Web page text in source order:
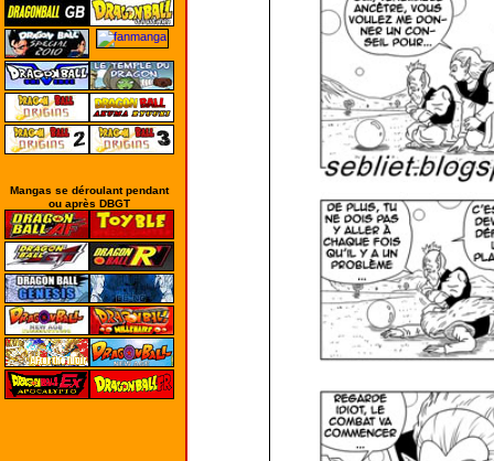
Mangas se déroulant pendant
ou après DBGT